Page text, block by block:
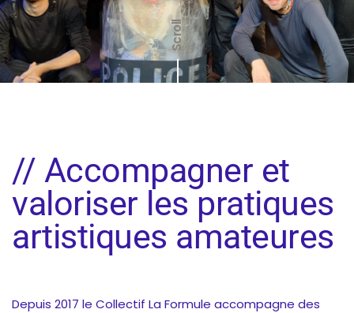
Scroll
// Accompagner et
valoriser les pratiques
artistiques amateures
Depuis 2017 le Collectif La Formule accompagne des